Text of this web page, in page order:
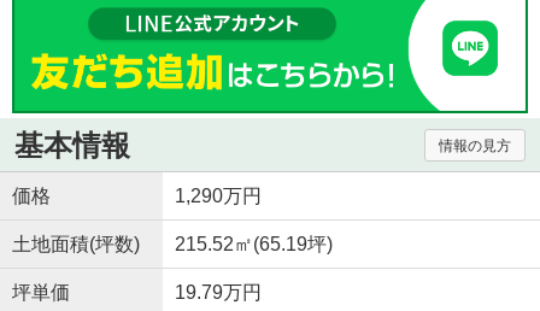
基本情報 情報の見方
価格 1,290万円
土地面積(坪数) 215.52㎡(65.19坪)
坪単価 19.79万円